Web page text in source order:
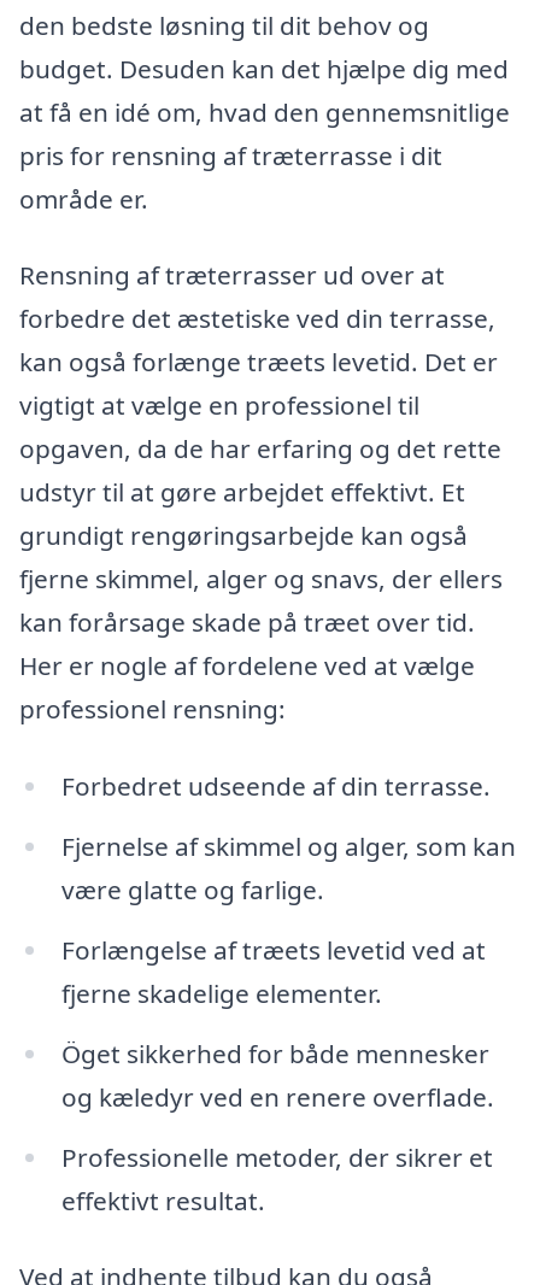
den bedste løsning til dit behov og
budget. Desuden kan det hjælpe dig med
at få en idé om, hvad den gennemsnitlige
pris for rensning af træterrasse i dit
område er.
Rensning af træterrasser ud over at
forbedre det æstetiske ved din terrasse,
kan også forlænge træets levetid. Det er
vigtigt at vælge en professionel til
opgaven, da de har erfaring og det rette
udstyr til at gøre arbejdet effektivt. Et
grundigt rengøringsarbejde kan også
fjerne skimmel, alger og snavs, der ellers
kan forårsage skade på træet over tid.
Her er nogle af fordelene ved at vælge
professionel rensning:
Forbedret udseende af din terrasse.
Fjernelse af skimmel og alger, som kan
være glatte og farlige.
Forlængelse af træets levetid ved at
fjerne skadelige elementer.
Öget sikkerhed for både mennesker
og kæledyr ved en renere overflade.
Professionelle metoder, der sikrer et
effektivt resultat.
Ved at indhente tilbud kan du også